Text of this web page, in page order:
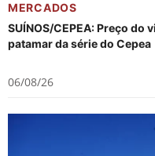
MERCADOS
SUÍNOS/CEPEA: Preço do
patamar da série do Cepea
06/08/26